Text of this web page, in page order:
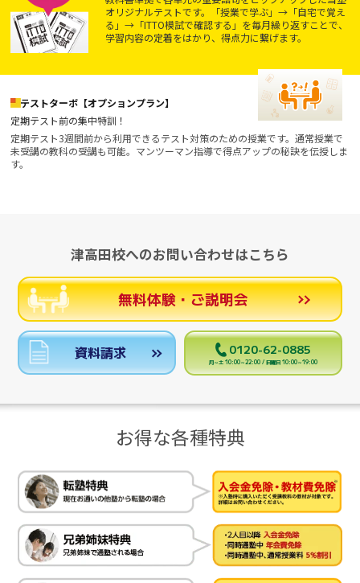
オリジナルテストです。「授業で学ぶ」→「自宅で覚え
る」→「ITTO模試で確認する」を毎月繰り返すことで、
学習内容の定着をはかり、得点力に繋げます。
テストターボ【オプションプラン】
定期テスト前の集中特訓！
定期テスト3週間前から利用できるテスト対策のための授業です。通常授業で
未受講の教科の受講も可能。マンツーマン指導で得点アップの秘訣を伝授しま
す。
津高田校へのお問い合わせはこちら
無料体験・ご説明会
資料請求 0120-62-0885
月～土 10:00～22:00 / 日曜日 10:00～19:00
お得な各種特典